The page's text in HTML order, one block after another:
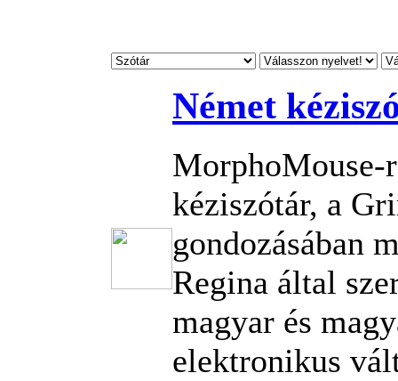
Német
MorphoMouse-
kéziszótár, a
gondozásában
Regina által
magyar és
elektronikus